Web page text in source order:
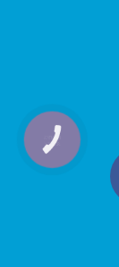
КНОПКА
ЗВ'ЯЗКУ